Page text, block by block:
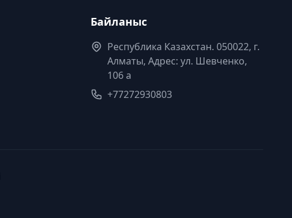
Байланыс
Республика Казахстан. 050022, г.
Алматы, Адрес: ул. Шевченко,
106 а
+77272930803